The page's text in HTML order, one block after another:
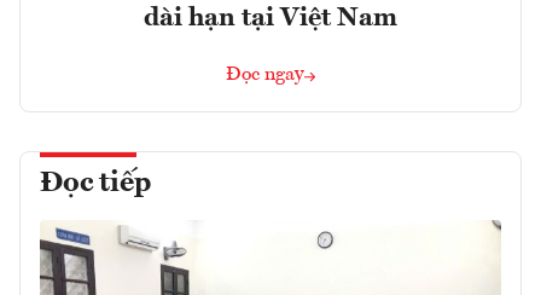
dài hạn tại Việt Nam
Đọc ngay
Đọc tiếp